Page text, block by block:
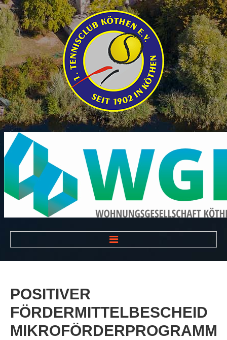
VEREIN
Der Vorstand
Das Clubhaus
POSITIVER
FÖRDERMITTELBESCHEID
MIKROFÖRDERPROGRAMM